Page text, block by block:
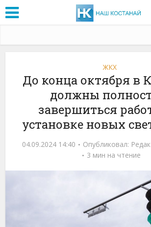
ЖКХ
До конца октября в
должны
завершиться
установке новых
04.09.2024 14:40 Опубликовал:
3 мин на чтение